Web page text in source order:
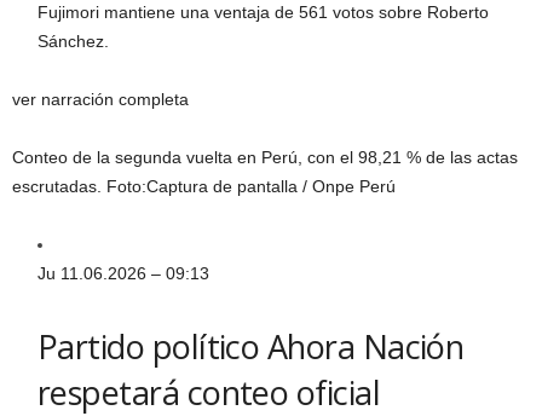
Fujimori mantiene una ventaja de 561 votos sobre Roberto
Sánchez.
ver narración completa
Conteo de la segunda vuelta en Perú, con el 98,21 % de las actas
escrutadas. Foto:Captura de pantalla / Onpe Perú
Ju 11.06.2026 – 09:13
Partido político Ahora Nación
respetará conteo oficial